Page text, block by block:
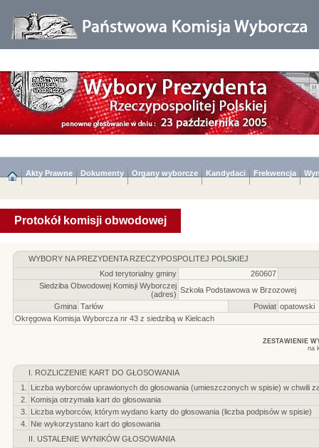
Akty Prawne Dokumenty Organy wyborcze Kandydaci Frekwencja
Protokół komisji obwodowej
WYBORY NA PREZYDENTA RZECZYPOSPOLITEJ POLSKIEJ
Kod terytorialny gminy
260607
Siedziba Obwodowej Komisji Wyborczej
(adres) Szkoła Podstawowa w Brzozowej
Gmina Tarłów Powiat opatowski
Okręgowa Komisja Wyborcza nr 43 z siedzibą w Kielcach
ZESTAWIENIE
na
I. ROZLICZENIE KART DO GŁOSOWANIA
1.
Liczba wyborców uprawionych do głosowania (umieszczonych w spisie) w chwili
2.
Komisja otrzymała kart do głosowania
3.
Liczba wyborców, którym wydano karty do głosowania (liczba podpisów w spisie)
4.
Nie wykorzystano kart do głosowania
II. USTALENIE WYNIKÓW GŁOSOWANIA